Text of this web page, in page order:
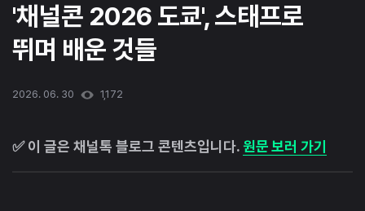
'채널콘 2026 도쿄', 스태프로
뛰며 배운 것들
2026. 06. 30 1,172
✅ 이 글은 채널톡 블로그 콘텐츠입니다.원문 보러 가기